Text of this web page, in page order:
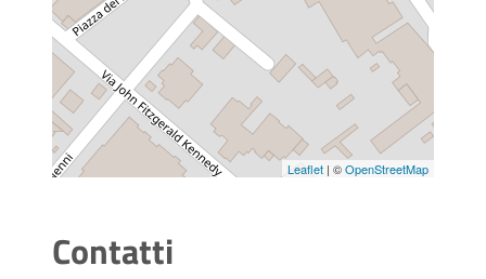
Leaflet | ©OpenStreetMap
Contatti